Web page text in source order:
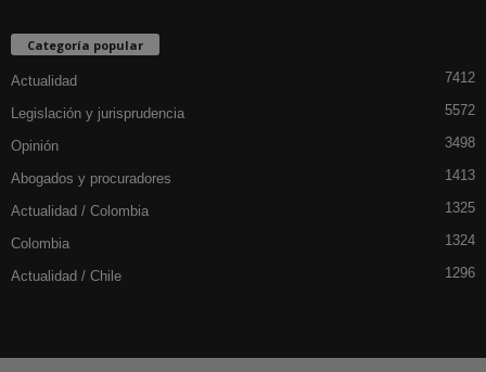
Categoría popular
Actualidad 7412
Legislación y jurisprudencia 5572
Opinión 3498
Abogados y procuradores 1413
Actualidad / Colombia 1325
Colombia 1324
Actualidad / Chile 1296